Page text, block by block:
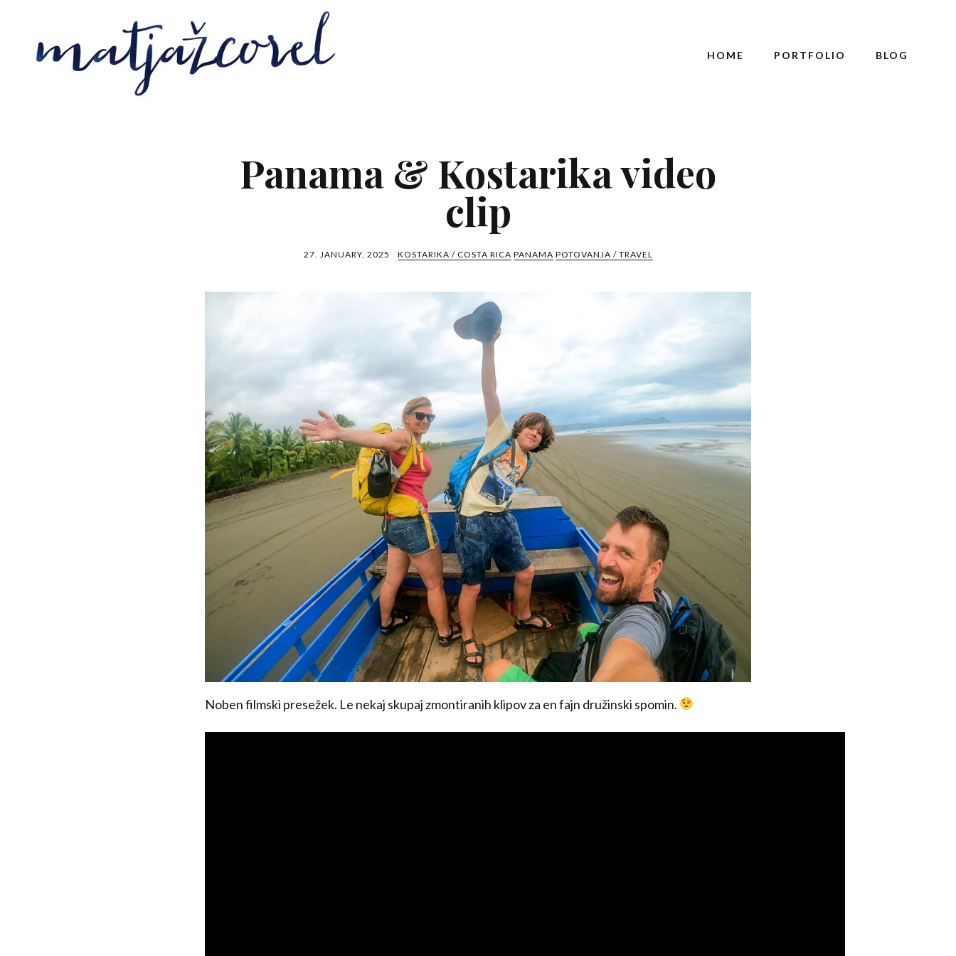
HOME PORTFOLIO BLOG
Panama & Kostarika video
clip
27. JANUARY, 2025 KOSTARIKA / COSTA RICA PANAMA POTOVANJA / TRAVEL
Noben filmski presežek. Le nekaj skupaj zmontiranih klipov za en fajn družinski spomin.